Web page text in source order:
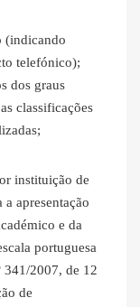
(indicando
telefónico);
dos graus
classificações
instituição de
apresentação
e da
portuguesa
341/2007, de 12
de